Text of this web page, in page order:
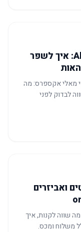
מגבר קליטה סלולרי מ-Aliexpress: איך לשפר
מאלי אקספרס: מה
לבדוק לפני
ואביזרים
שווה לקנות, איך
משלוח ומכס.